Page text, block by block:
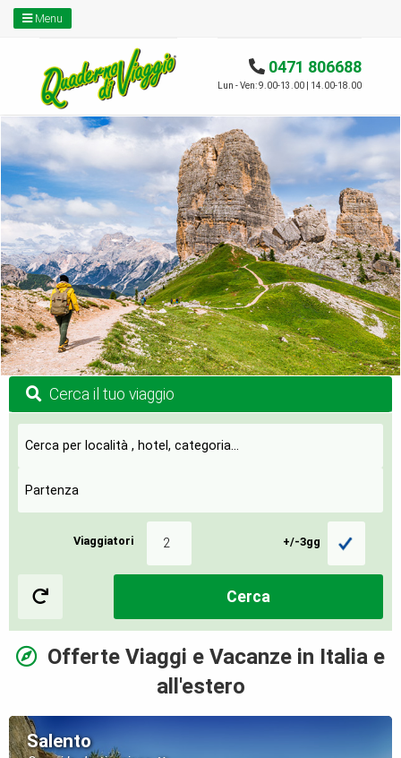
Menu
0471 806688
Lun - Ven: 9.00-13.00 | 14.00-18.00
Cerca il tuo viaggio
Viaggiatori +/-3gg
Cerca
Offerte Viaggi e Vacanze in Italia e
all'estero
Salento